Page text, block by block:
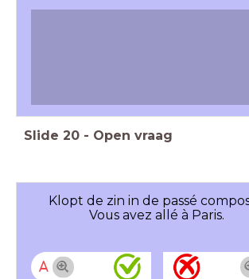
Slide 20 - Open vraag
Klopt de zin in de passé
Vous avez allé à Paris.
A